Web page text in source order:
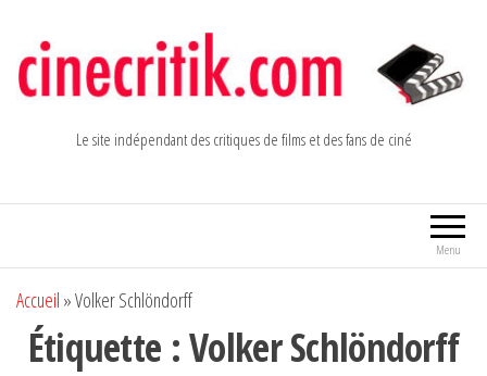
contenu
Le site indépendant des critiques de films et des fans de ciné
Menu
Accueil »Volker Schlöndorff
Étiquette :Volker Schlöndorff